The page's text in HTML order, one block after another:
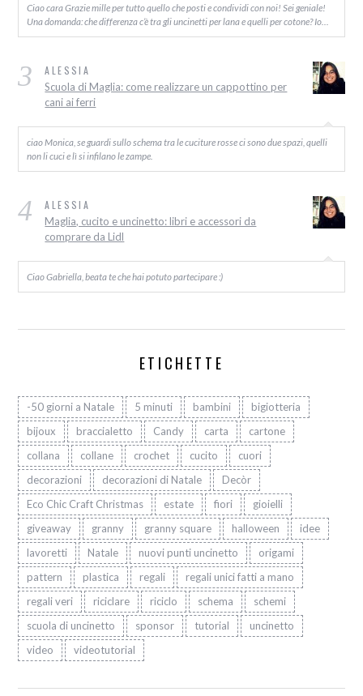
Ciao cara Grazie mille per tutto quello che posti e condividi con noi! Sei geniale!
Una domanda: che differenza c’è tra gli uncinetti per lana e quelli per cotone? Io…
3 ALESSIA
Scuola di Maglia: come realizzare un cappottino per
cani ai ferri
ciao Monica, se guardi sullo schema tra le cuciture rosse ci sono due spazi, quelli
non li cuci e lì si infilano le zampe.
4 ALESSIA
Maglia, cucito e uncinetto: libri e accessori da
comprare da Lidl
Ciao Gabriella, beata te che hai potuto partecipare :)
ETICHETTE
-50 giorni a Natale 5 minuti bambini
bigiotteria
bijoux
braccialetto Candy carta
cartone
collana
collane crochet cucito
cuori
decorazioni
decorazioni di Natale
Decòr
Eco Chic Craft Christmas
estate fiori
gioielli
giveaway
granny granny square halloween
idee
lavoretti
Natale nuovi punti uncinetto
origami
pattern
plastica regali
regali unici fatti a mano
regali veri
riciclare riciclo schema
schemi
scuola di uncinetto
sponsor tutorial
uncinetto
video
videotutorial